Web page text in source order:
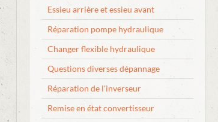
Essieu arrière et essieu avant
Réparation pompe hydraulique
Changer flexible hydraulique
Questions diverses dépannage
Réparation de l'inverseur
Remise en état convertisseur